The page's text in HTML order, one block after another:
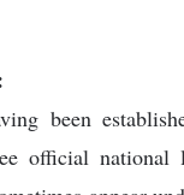
been
official national